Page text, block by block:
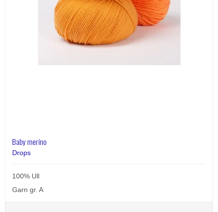
Baby merino
Drops
100% Ull
Garn gr. A